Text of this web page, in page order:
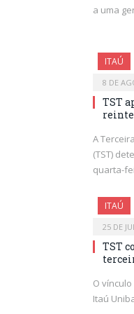
a uma
ITAÚ
8 DE
TST
A
(TST)
quarta-
ITAÚ
25 DE
TST
O
Itaú